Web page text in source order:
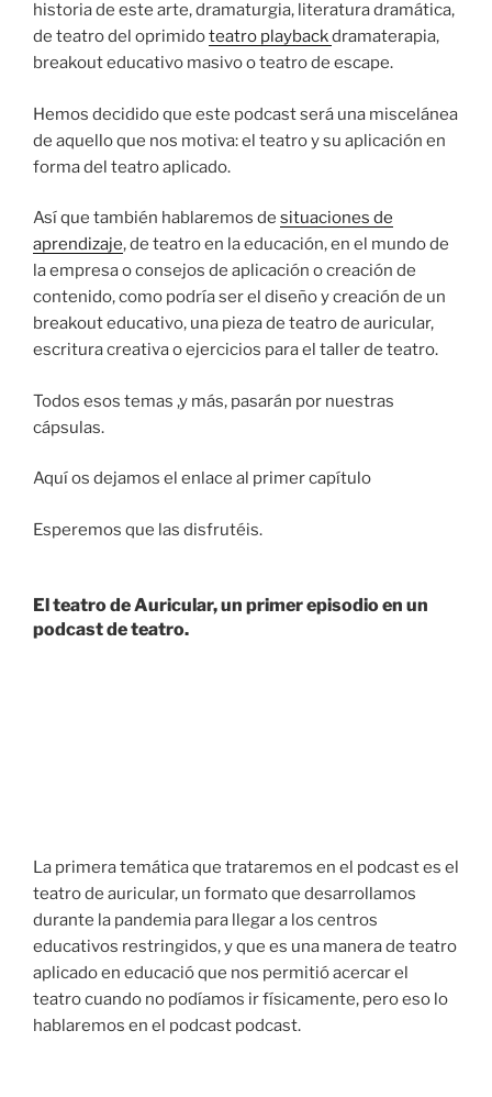
historia de este arte, dramaturgia, literatura dramática,
de teatro del oprimidoteatro playbackdramaterapia,
breakout educativo masivo o teatro de escape.
Hemos decidido que este podcast será una miscelánea
de aquello que nos motiva: el teatro y su aplicación en
forma del teatro aplicado.
Así que también hablaremos de situaciones de
aprendizaje, de teatro en la educación, en el mundo de
la empresa o consejos de aplicación o creación de
contenido, como podría ser el diseño y creación de un
breakout educativo, una pieza de teatro de auricular,
escritura creativa o ejercicios para el taller de teatro.
Todos esos temas ,y más, pasarán por nuestras
cápsulas.
Aquí os dejamos el enlace al primer capítulo
Esperemos que las disfrutéis.
El teatro de Auricular, un primer episodio en un
podcast de teatro.
La primera temática que trataremos en el podcast es el
teatro de auricular, un formato que desarrollamos
durante la pandemia para llegar a los centros
educativos restringidos, y que es una manera de teatro
aplicado en educació que nos permitió acercar el
teatro cuando no podíamos ir físicamente, pero eso lo
hablaremos en el podcast podcast.